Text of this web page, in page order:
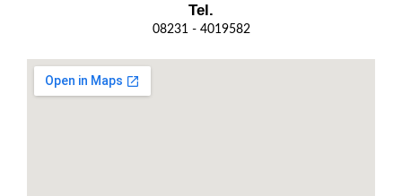
Tel.
08231 - 4019582